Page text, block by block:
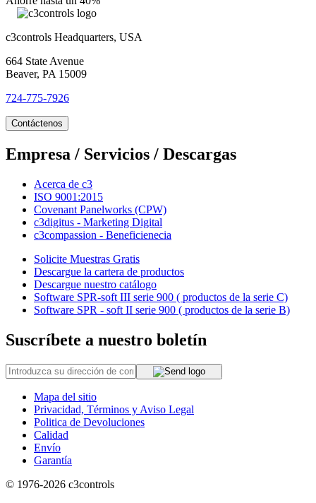
c3controls Headquarters, USA
664 State Avenue
Beaver, PA 15009
724-775-7926
Contáctenos
Empresa / Servicios / Descargas
Acerca de c3
ISO 9001:2015
Covenant Panelworks (CPW)
c3digitus - Marketing Digital
c3compassion - Beneficienecia
Solicite Muestras Gratis
Descargue la cartera de productos
Descargue nuestro catálogo
Software SPR-soft III serie 900 ( productos de la serie C)
Software SPR - soft II serie 900 ( productos de la serie B)
Suscríbete a nuestro boletín
Mapa del sitio
Privacidad, Términos y Aviso Legal
Politica de Devoluciones
Calidad
Envío
Garantía
© 1976-2026 c3controls